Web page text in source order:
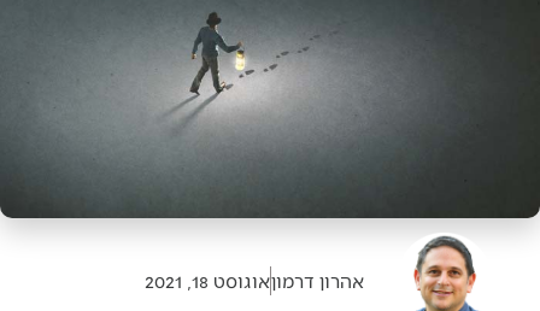
אהרון דרמוןאוגוסט 18, 2021